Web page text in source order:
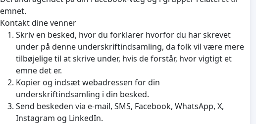
emnet.
Kontakt dine venner
Skriv en besked, hvor du forklarer hvorfor du har skrevet
under på denne underskriftindsamling, da folk vil være mere
tilbøjelige til at skrive under, hvis de forstår, hvor vigtigt et
emne det er.
Kopier og indsæt webadressen for din
underskriftindsamling i din besked.
Send beskeden via e-mail, SMS, Facebook, WhatsApp, X,
Instagram og LinkedIn.